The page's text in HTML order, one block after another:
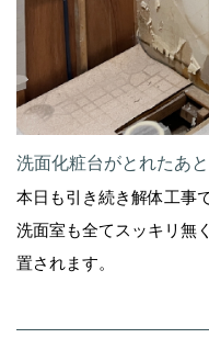
洗面化粧台がとれたあ
本日も引き続き解体工事で
洗面室も全てスッキリ無
置されます。